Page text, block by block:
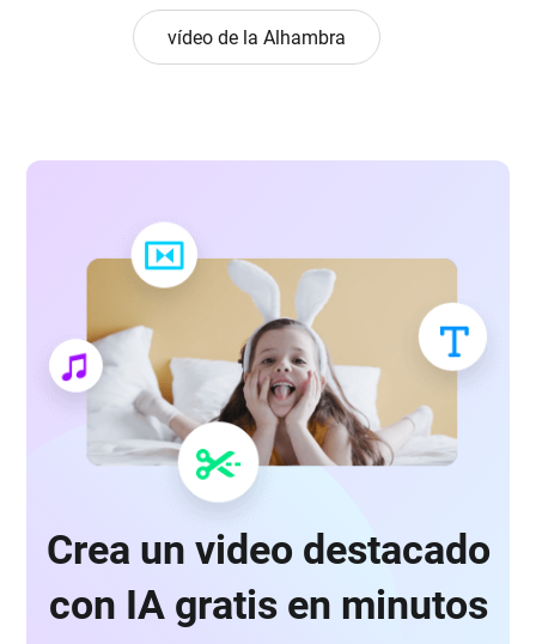
vídeo de la Alhambra
Crea un video destacado
con IA gratis en minutos